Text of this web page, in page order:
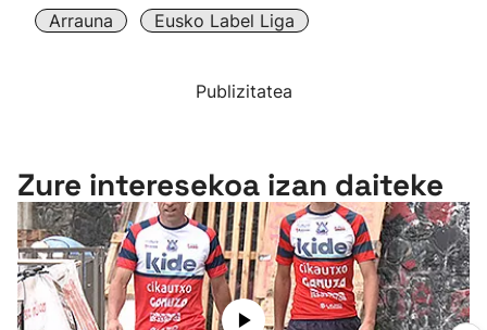
Arrauna Eusko Label Liga
Publizitatea
Zure interesekoa izan daiteke